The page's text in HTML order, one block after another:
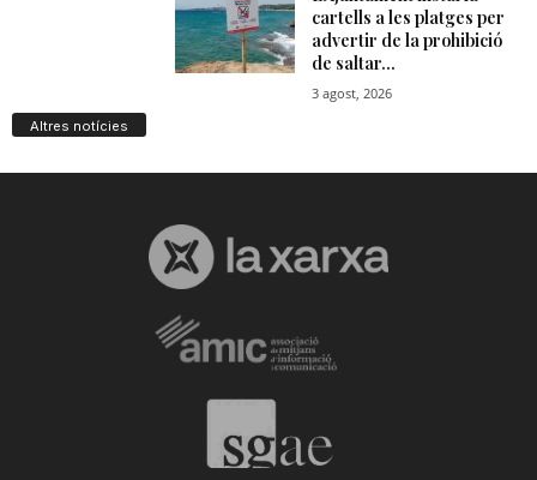
Altres notícies